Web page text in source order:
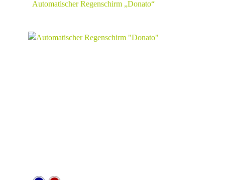
Automatischer Regenschirm „Donato“